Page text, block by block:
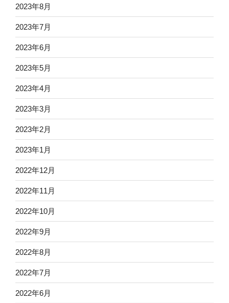
2023年8月
2023年7月
2023年6月
2023年5月
2023年4月
2023年3月
2023年2月
2023年1月
2022年12月
2022年11月
2022年10月
2022年9月
2022年8月
2022年7月
2022年6月